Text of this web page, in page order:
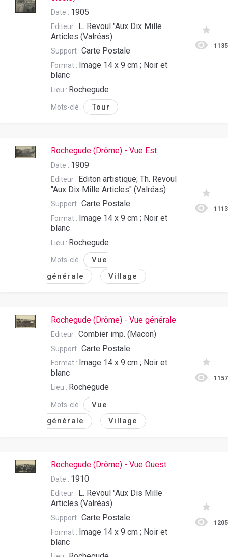
Date : 1905
Editeur : L. Revoul "Aux Dix Mille
Articles (Valréas)
Support : Carte Postale
Format : Image 14 x 9 cm ; Noir et
blanc
Lieu : Rochegude
Mots-clé : Tour
1135
Rochegude (Drôme) - Vue Est
Date : 1909
Editeur : Editon artistique; Th. Revoul
"Aux Dix Mille Articles" (Valréas)
Support : Carte Postale
Format : Image 14 x 9 cm ; Noir et
blanc
Lieu : Rochegude
Mots-clé :
Vue
générale
Village
1113
Rochegude (Drôme) - Vue générale
Editeur : Combier imp. (Macon)
Support : Carte Postale
Format : Image 14 x 9 cm ; Noir et
blanc
Lieu : Rochegude
Mots-clé :
Vue
générale
Village
1157
Rochegude (Drôme) - Vue Ouest
Date : 1910
Editeur : L. Revoul "Aux Dis Mille
Articles (Valréas)
Support : Carte Postale
Format : Image 14 x 9 cm ; Noir et
blanc
1205